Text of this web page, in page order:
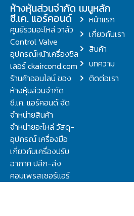
ห้างหุ้นส่วนจำกัด
ซี.เค. แอร์คอนด์
ศูนย์รวมอะไหล่ วาล์ว
Control Valve
อุปกรณ์หน้าเครื่องชิล
เลอร์ ckaircond.com
ร้านค้าออนไลน์ ของ
ห้างหุ้นส่วนจำกัด
ซี.เค. แอร์คอนด์ จัด
จำหน่ายสินค้า
จำหน่ายอะไหล่ วัสดุ-
อุปกรณ์ เครื่องมือ
เกี่ยวกับเครื่องปรับ
อากาศ ปลีก-ส่ง
คอมเพรสเซอร์แอร์
เมนูหลัก
หน้าแรก
เกี่ยวกับเรา
สินค้า
บทความ
ติดต่อเรา